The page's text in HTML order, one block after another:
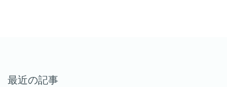
最近の記事